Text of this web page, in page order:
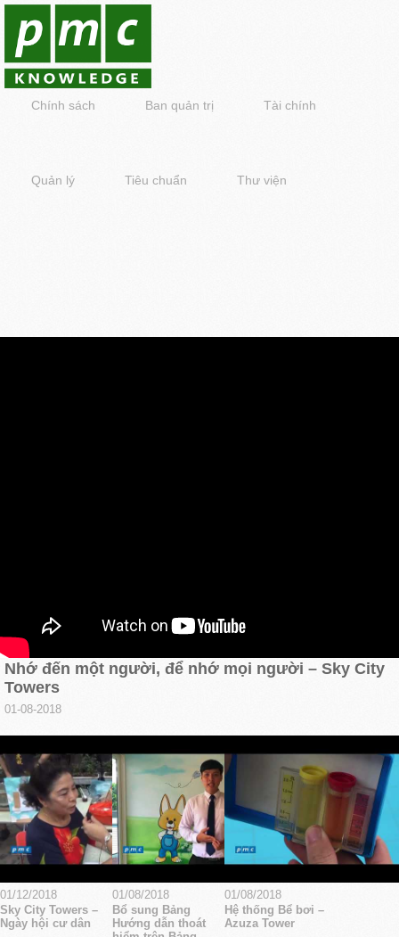
Chính sách Ban quản trị Tài chính
Quản lý Tiêu chuẩn Thư viện
Nhớ đến một người, để nhớ mọi người – Sky City
Towers
01-08-2018
01/12/2018
Sky City Towers –
Ngày hội cư dân
01/08/2018
Bổ sung Bảng
Hướng dẫn thoát
01/08/2018
Hệ thống Bể bơi –
Azuza Tower